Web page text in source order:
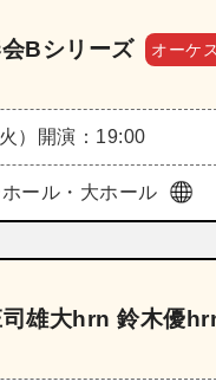
Bシリーズ オーケ
） 開演：19:00
ール・大ホール
雄大hrn 鈴木優